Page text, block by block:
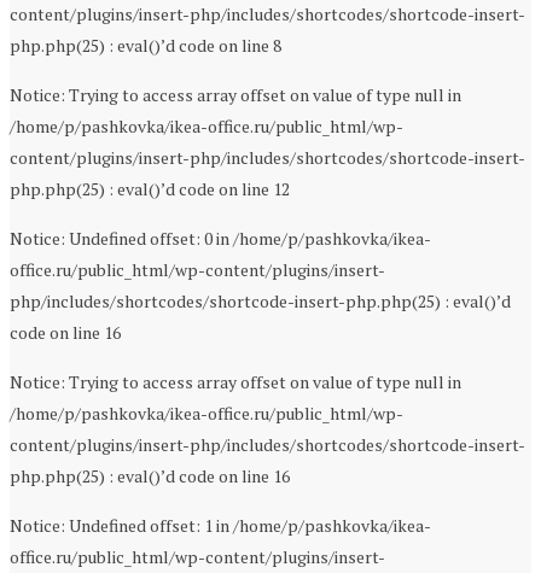
content/plugins/insert-php/includes/shortcodes/shortcode-insert-
php.php(25) : eval()’d code on line 8
Notice: Trying to access array offset on value of type null in
/home/p/pashkovka/ikea-office.ru/public_html/wp-
content/plugins/insert-php/includes/shortcodes/shortcode-insert-
php.php(25) : eval()’d code on line 12
Notice: Undefined offset: 0 in /home/p/pashkovka/ikea-
office.ru/public_html/wp-content/plugins/insert-
php/includes/shortcodes/shortcode-insert-php.php(25) : eval()’d
code on line 16
Notice: Trying to access array offset on value of type null in
/home/p/pashkovka/ikea-office.ru/public_html/wp-
content/plugins/insert-php/includes/shortcodes/shortcode-insert-
php.php(25) : eval()’d code on line 16
Notice: Undefined offset: 1 in /home/p/pashkovka/ikea-
office.ru/public_html/wp-content/plugins/insert-